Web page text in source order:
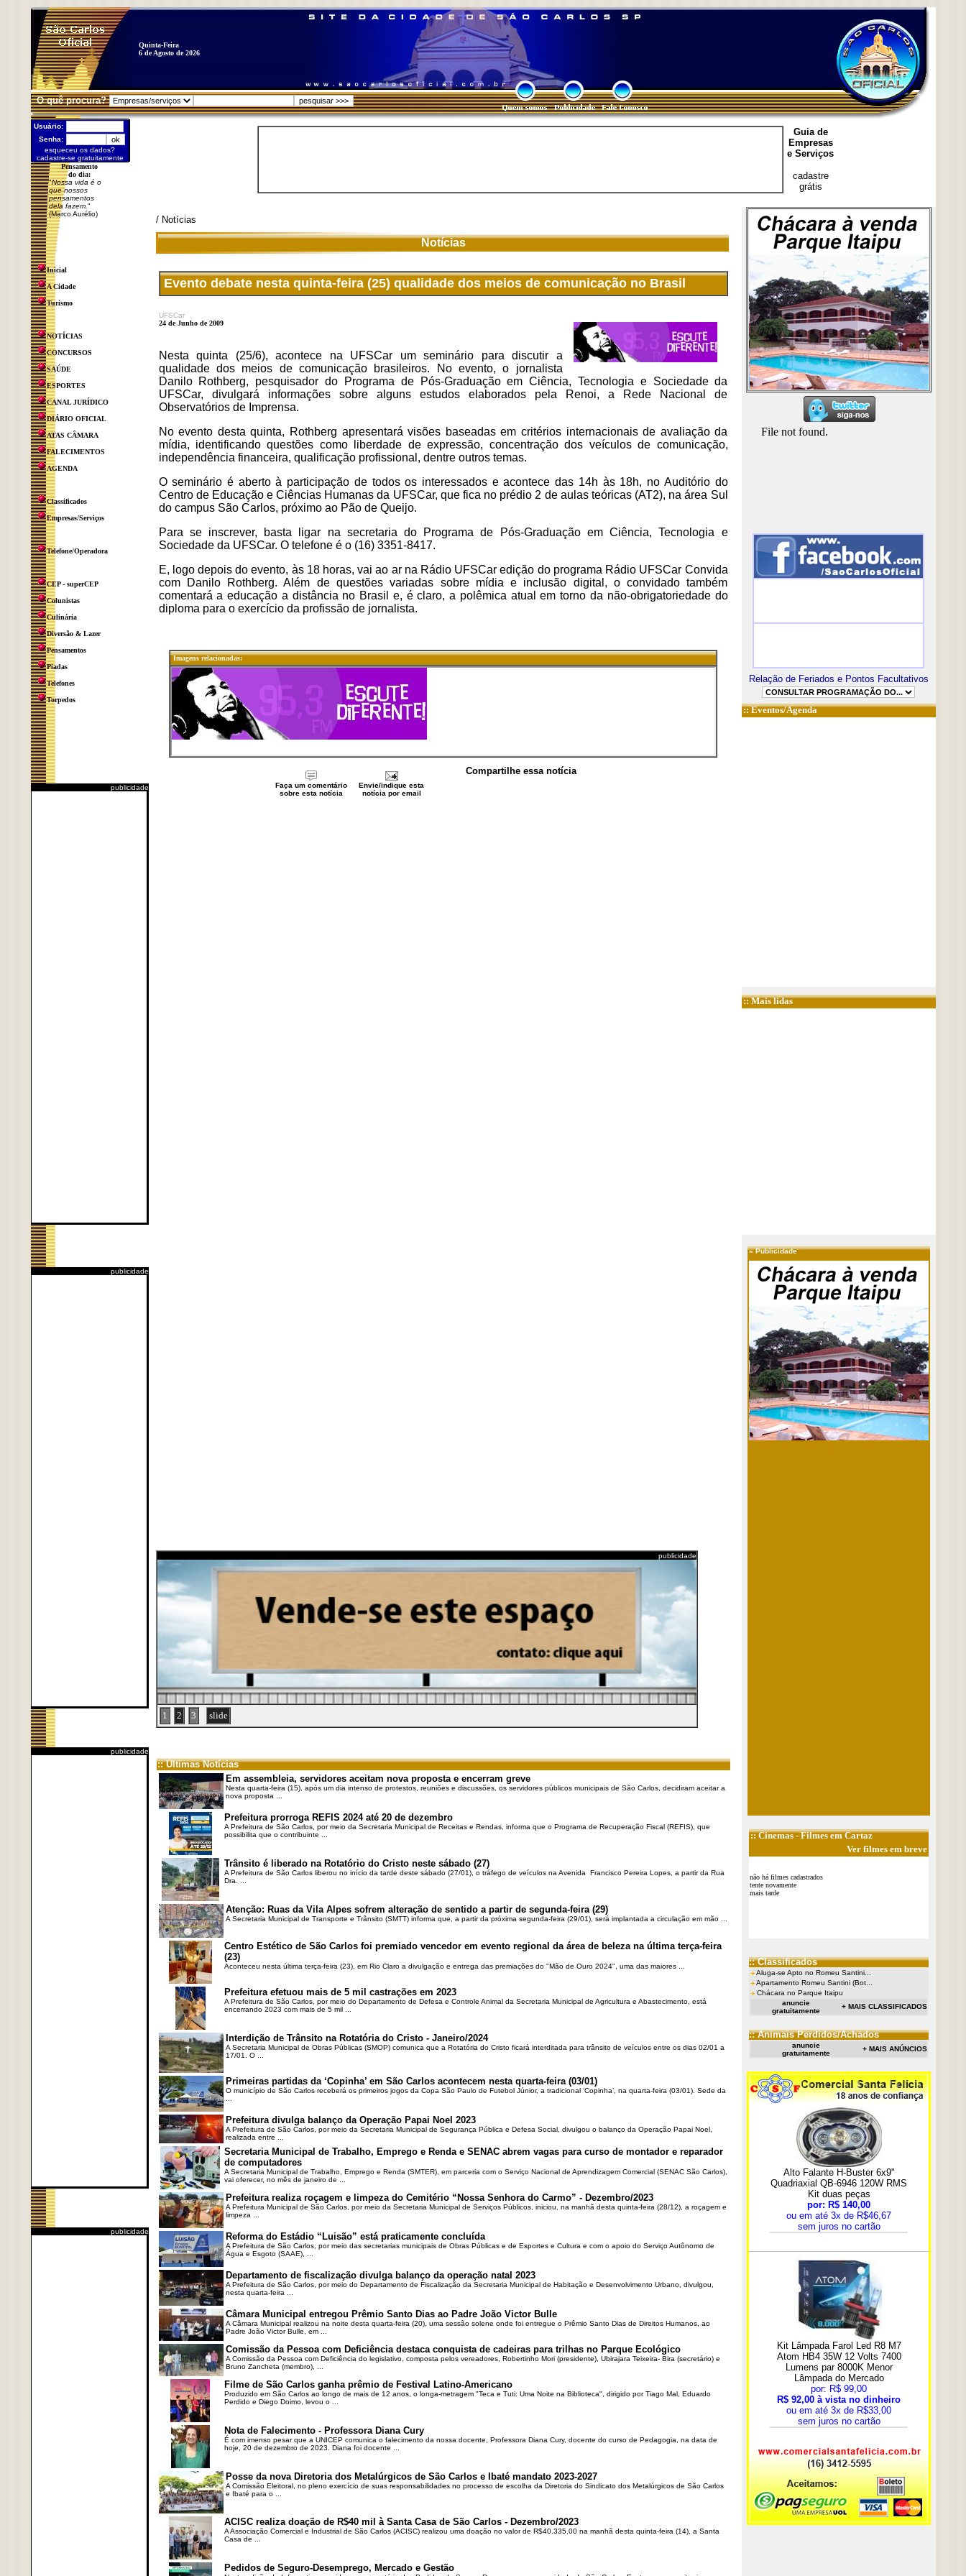
Quinta-Feira
6 de Agosto de 2026
O quê procura?
Usuário:
Senha:
esqueceu os dados?
cadastre-se gratuitamente
Pensamento
do dia:
"Nossa vida é o
que nossos
pensamentos
dela fazem. "
(Marco Aurélio)
Inicial
A Cidade
Turismo
NOTÍCIAS
CONCURSOS
SAÚDE
ESPORTES
CANAL JURÍDICO
DIÁRIO OFICIAL
ATAS CÂMARA
FALECIMENTOS
AGENDA
Classificados
Empresas/Serviços
Telefone/Operadora
CEP - superCEP
Colunistas
Culinária
Diversão & Lazer
Pensamentos
Piadas
Telefones
Torpedos
publicidade
publicidade
publicidade
publicidade
Guia de
Empresas
e Serviços
cadastre
grátis
/ Notícias
Notícias
Evento debate nesta quinta-feira (25) qualidade dos meios de comunicação no Brasil
UFSCar
24 de Junho de 2009
Nesta quinta (25/6), acontece na UFSCar um seminário para discutir a
qualidade dos meios de comunicação brasileiros. No evento, o jornalista
Danilo Rothberg, pesquisador do Programa de Pós-Graduação em Ciência, Tecnologia e Sociedade da
UFSCar, divulgará informações sobre alguns estudos elaborados pela Renoi, a Rede Nacional de
Observatórios de Imprensa.
No evento desta quinta, Rothberg apresentará visões baseadas em critérios internacionais de avaliação da
mídia, identificando questões como liberdade de expressão, concentração dos veículos de comunicação,
independência financeira, qualificação profissional, dentre outros temas.
O seminário é aberto à participação de todos os interessados e acontece das 14h às 18h, no Auditório do
Centro de Educação e Ciências Humanas da UFSCar, que fica no prédio 2 de aulas teóricas (AT2), na área Sul
do campus São Carlos, próximo ao Pão de Queijo.
Para se inscrever, basta ligar na secretaria do Programa de Pós-Graduação em Ciência, Tecnologia e
Sociedade da UFSCar. O telefone é o (16) 3351-8417.
E, logo depois do evento, às 18 horas, vai ao ar na Rádio UFSCar edição do programa Rádio UFSCar Convida
com Danilo Rothberg. Além de questões variadas sobre mídia e inclusão digital, o convidado também
comentará a educação a distância no Brasil e, é claro, a polêmica atual em torno da não-obrigatoriedade do
diploma para o exercício da profissão de jornalista.
Imagens relacionadas:
Compartilhe essa notícia
Faça um comentário
sobre esta notícia
Envie/indique esta
notícia por email
publicidade
1 2 3 slide
:: Últimas Notícias
Em assembleia, servidores aceitam nova proposta e encerram greve
Nesta quarta-feira (15), após um dia intenso de protestos, reuniões e discussões, os servidores públicos municipais de São Carlos, decidiram aceitar a
nova proposta ...
Prefeitura prorroga REFIS 2024 até 20 de dezembro
A Prefeitura de São Carlos, por meio da Secretaria Municipal de Receitas e Rendas, informa que o Programa de Recuperação Fiscal (REFIS), que
possibilita que o contribuinte ...
Trânsito é liberado na Rotatório do Cristo neste sábado (27)
A Prefeitura de São Carlos liberou no início da tarde deste sábado (27/01), o tráfego de veículos na Avenida Francisco Pereira Lopes, a partir da Rua
Dra. ...
Atenção: Ruas da Vila Alpes sofrem alteração de sentido a partir de segunda-feira (29)
A Secretaria Municipal de Transporte e Trânsito (SMTT) informa que, a partir da próxima segunda-feira (29/01), será implantada a circulação em mão ...
Centro Estético de São Carlos foi premiado vencedor em evento regional da área de beleza na última terça-feira
(23)
Aconteceu nesta última terça-feira (23), em Rio Claro a divulgação e entrega das premiações do "Mão de Ouro 2024", uma das maiores ...
Prefeitura efetuou mais de 5 mil castrações em 2023
A Prefeitura de São Carlos, por meio do Departamento de Defesa e Controle Animal da Secretaria Municipal de Agricultura e Abastecimento, está
encerrando 2023 com mais de 5 mil ...
Interdição de Trânsito na Rotatória do Cristo - Janeiro/2024
A Secretaria Municipal de Obras Públicas (SMOP) comunica que a Rotatória do Cristo ficará interditada para trânsito de veículos entre os dias 02/01 a
17/01. O ...
Primeiras partidas da ‘Copinha’ em São Carlos acontecem nesta quarta-feira (03/01)
O município de São Carlos receberá os primeiros jogos da Copa São Paulo de Futebol Júnior, a tradicional ‘Copinha’, na quarta-feira (03/01). Sede da
Prefeitura divulga balanço da Operação Papai Noel 2023
A Prefeitura de São Carlos, por meio da Secretaria Municipal de Segurança Pública e Defesa Social, divulgou o balanço da Operação Papai Noel,
realizada entre ...
Secretaria Municipal de Trabalho, Emprego e Renda e SENAC abrem vagas para curso de montador e reparador
de computadores
A Secretaria Municipal de Trabalho, Emprego e Renda (SMTER), em parceria com o Serviço Nacional de Aprendizagem Comercial (SENAC São Carlos),
vai oferecer, no mês de janeiro de ...
Prefeitura realiza roçagem e limpeza do Cemitério “Nossa Senhora do Carmo” - Dezembro/2023
A Prefeitura Municipal de São Carlos, por meio da Secretaria Municipal de Serviços Públicos, iniciou, na manhã desta quinta-feira (28/12), a roçagem e
limpeza ...
Reforma do Estádio “Luisão” está praticamente concluída
A Prefeitura de São Carlos, por meio das secretarias municipais de Obras Públicas e de Esportes e Cultura e com o apoio do Serviço Autônomo de
Água e Esgoto (SAAE), ...
Departamento de fiscalização divulga balanço da operação natal 2023
A Prefeitura de São Carlos, por meio do Departamento de Fiscalização da Secretaria Municipal de Habitação e Desenvolvimento Urbano, divulgou,
nesta quarta-feira ...
Câmara Municipal entregou Prêmio Santo Dias ao Padre João Victor Bulle
A Câmara Municipal realizou na noite desta quarta-feira (20), uma sessão solene onde foi entregue o Prêmio Santo Dias de Direitos Humanos, ao
Padre João Victor Bulle, em ...
Comissão da Pessoa com Deficiência destaca conquista de cadeiras para trilhas no Parque Ecológico
A Comissão da Pessoa com Deficiência do legislativo, composta pelos vereadores, Robertinho Mori (presidente), Ubirajara Teixeira- Bira (secretário) e
Bruno Zancheta (membro), ...
Filme de São Carlos ganha prêmio de Festival Latino-Americano
Produzido em São Carlos ao longo de mais de 12 anos, o longa-metragem "Teca e Tuti: Uma Noite na Biblioteca", dirigido por Tiago Mal, Eduardo
Perdido e Diego Doimo, levou o ...
Nota de Falecimento - Professora Diana Cury
É com imenso pesar que a UNICEP comunica o falecimento da nossa docente, Professora Diana Cury, docente do curso de Pedagogia, na data de
hoje, 20 de dezembro de 2023. Diana foi docente ...
Posse da nova Diretoria dos Metalúrgicos de São Carlos e Ibaté mandato 2023-2027
A Comissão Eleitoral, no pleno exercício de suas responsabilidades no processo de escolha da Diretoria do Sindicato dos Metalúrgicos de São Carlos
e Ibaté para o ...
ACISC realiza doação de R$40 mil à Santa Casa de São Carlos - Dezembro/2023
A Associação Comercial e Industrial de São Carlos (ACISC) realizou uma doação no valor de R$40.335,00 na manhã desta quinta-feira (14), a Santa
Casa de ...
Pedidos de Seguro-Desemprego, Mercado e Gestão
Relação de Feriados e Pontos Facultativos
::Eventos/Agenda
:: Mais lidas
»Publicidade
::Cinemas- Filmes em Cartaz
Ver filmes em breve
não há filmes cadastrados
tente novamente
mais tarde
:: Classificados
Aluga-se Apto no Romeu Santini...
Apartamento Romeu Santini (Bot...
Chácara no Parque Itaipu
anuncie
gratuitamente
+ MAIS CLASSIFICADOS
:: Animais Perdidos/Achados
anuncie
gratuitamente
+ MAIS ANÚNCIOS